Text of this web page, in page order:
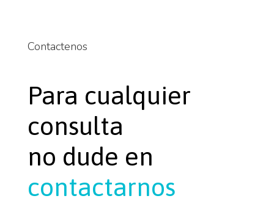
Contactenos
Para cualquier
consulta
no dude en
contactarnos